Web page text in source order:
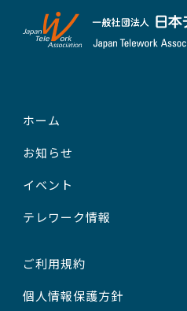
ホーム
お知らせ
イベント
テレワーク情報
ご利用規約
個人情報保護方針